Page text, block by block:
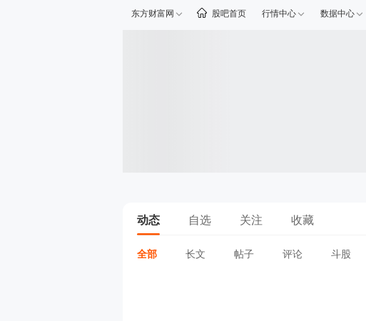
东方财富网 股吧首页 行情中心 数据中心
动态 自选 关注 收藏
全部 长文 帖子 评论 斗股